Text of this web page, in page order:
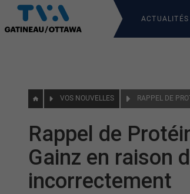
ACTUALITÉS
VOS NOUVELLES
Rappel de
Gainz en raison
incorrectement